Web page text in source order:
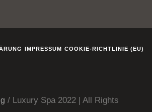
IMPRESSUM COOKIE-RICHTLINIE (EU)
/ Luxury Spa 2022 | All Rights